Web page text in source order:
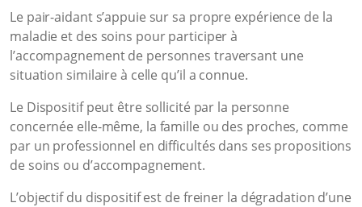
Le pair-aidant s’appuie sur sa propre expérience de la
maladie et des soins pour participer à
l’accompagnement de personnes traversant une
situation similaire à celle qu’il a connue.
Le Dispositif peut être sollicité par la personne
concernée elle-même, la famille ou des proches, comme
par un professionnel en difficultés dans ses propositions
de soins ou d’accompagnement.
L’objectif du dispositif est de freiner la dégradation d’une